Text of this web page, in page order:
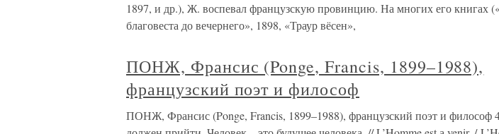
1897, и др.), Ж. воспевал французскую провинцию. На многих его книгах
благовеста до вечернего», 1898, «Траур вёсен»,
ПОНЖ, Франсис (Ponge, Francis, 1899–1988),
французский поэт и философ
ПОНЖ, Франсис (Ponge, Francis, 1899–1988), французский поэт и философ